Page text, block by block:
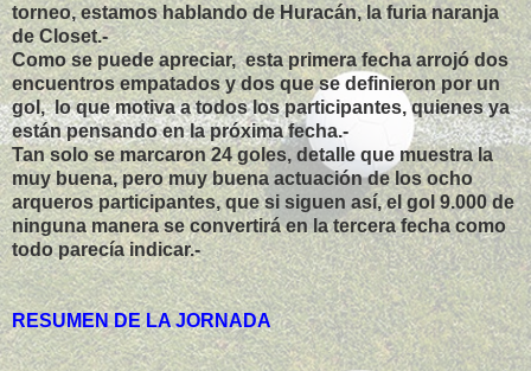
torneo, estamos hablando de Huracán, la furia naranja
de Closet.-
Como se puede apreciar, esta primera fecha arrojó dos
encuentros empatados y dos que se definieron por un
gol, lo que motiva a todos los participantes, quienes ya
están pensando en la próxima fecha.-
Tan solo se marcaron 24 goles, detalle que muestra la
muy buena, pero muy buena actuación de los ocho
arqueros participantes, que si siguen así, el gol 9.000 de
ninguna manera se convertirá en la tercera fecha como
todo parecía indicar.-
RESUMEN DE LA JORNADA